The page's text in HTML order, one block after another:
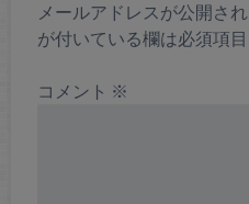
メールアドレスが公開さ
が付いている欄は必須項
コメント ※